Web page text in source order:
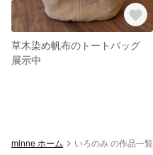
草木染め帆布のトートバッグ
展示中
minne ホーム いろのみ の作品一覧